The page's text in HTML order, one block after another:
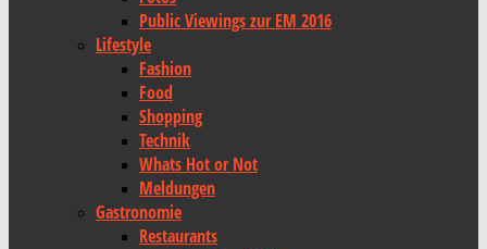
Public Viewings zur EM 2016
Lifestyle
Fashion
Food
Shopping
Technik
Whats Hot or Not
Meldungen
Gastronomie
Restaurants